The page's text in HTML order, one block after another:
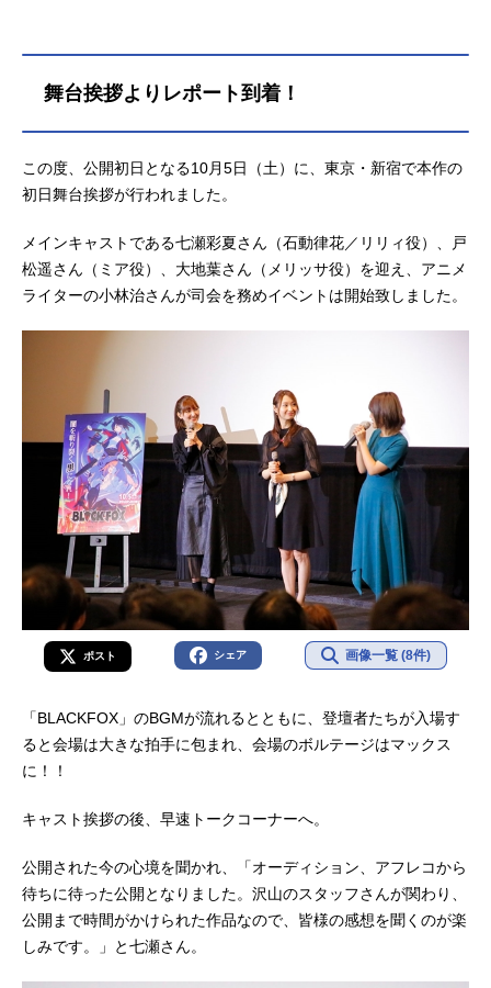
舞台挨拶よりレポート到着！
この度、公開初日となる10月5日（土）に、東京・新宿で本作の
初日舞台挨拶が行われました。
メインキャストである七瀬彩夏さん（石動律花／リリィ役）、戸
松遥さん（ミア役）、大地葉さん（メリッサ役）を迎え、アニメ
ライターの小林治さんが司会を務めイベントは開始致しました。
ポスト シェア 画像一覧 (8件)
「BLACKFOX」のBGMが流れるとともに、登壇者たちが入場す
ると会場は大きな拍手に包まれ、会場のボルテージはマックス
に！！
キャスト挨拶の後、早速トークコーナーへ。
公開された今の心境を聞かれ、「オーディション、アフレコから
待ちに待った公開となりました。沢山のスタッフさんが関わり、
公開まで時間がかけられた作品なので、皆様の感想を聞くのが楽
しみです。」と七瀬さん。